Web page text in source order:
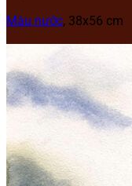
Màu nước, 38x56 cm